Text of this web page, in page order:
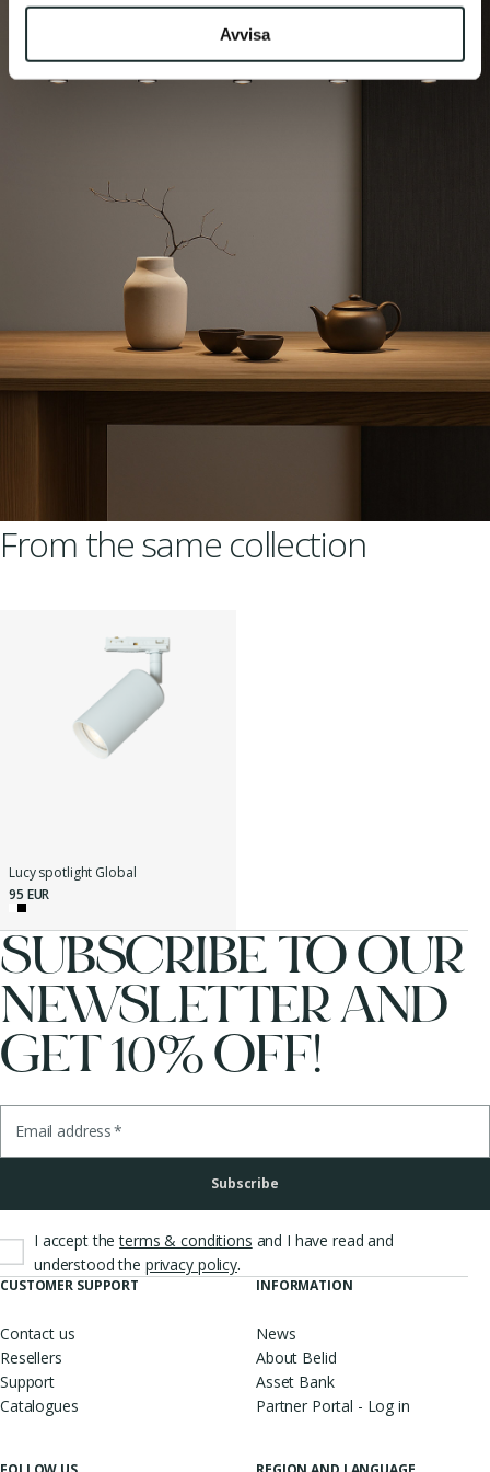
Avvisa
From the same collection
Lucy spotlight Global
95 EUR
SUBSCRIBE TO OUR
NEWSLETTER AND
GET 10% OFF!
Email address*
Subscribe
I accept the terms & conditions and I have read and
understood the privacy policy.
CUSTOMER SUPPORT
Contact us
Resellers
Support
Catalogues
INFORMATION
News
About Belid
Asset Bank
Partner Portal - Log in